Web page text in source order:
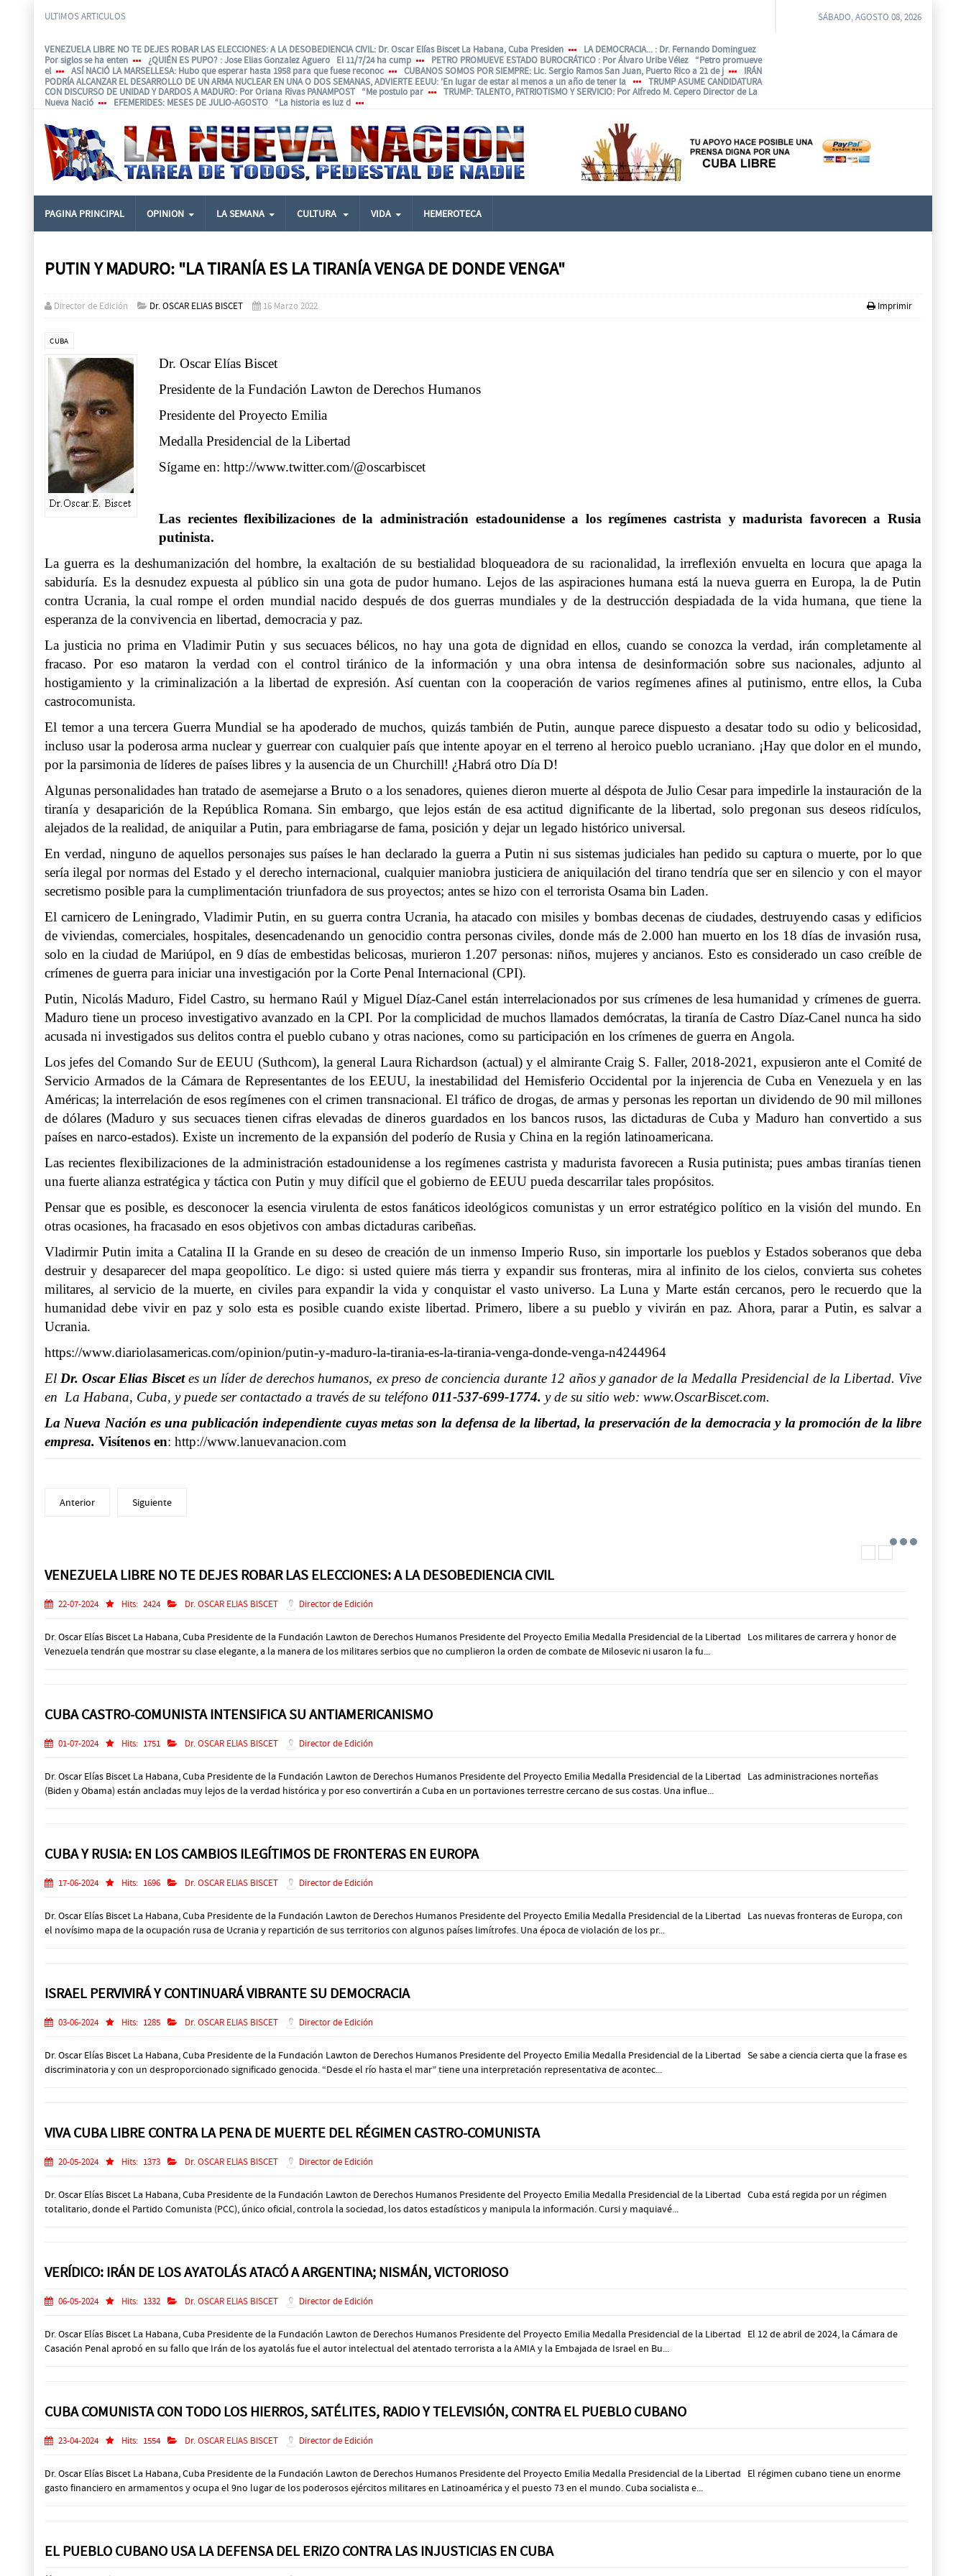
ULTIMOS ARTICULOS
VENEZUELA LIBRE NO TE DEJES ROBAR LAS ELECCIONES: A LA DESOBEDIENCIA CIVIL: Dr. Oscar Elías Biscet La Habana, Cuba Presiden LA DEMOCRACIA... : Dr. Fernando Dominguez
Por siglos se ha enten
¿QUIÉN ES PUPO? : Jose Elias Gonzalez Aguero El 11/7/24 ha cump PETRO PROMUEVE ESTADO BUROCRÁTICO : Por Álvaro Uribe Vélez “Petro promueve
el
ASÍ NACIÓ LA MARSELLESA: Hubo que esperar hasta 1958 para que fuese reconoc CUBANOS SOMOS POR SIEMPRE: Lic. Sergio Ramos San Juan, Puerto Rico a 21 de j
IRÁN
PODRÍA ALCANZAR EL DESARROLLO DE UN ARMA NUCLEAR EN UNA O DOS SEMANAS, ADVIERTE EEUU: 'En lugar de estar al menos a un año de tener la
TRUMP ASUME CANDIDATURA
CON DISCURSO DE UNIDAD Y DARDOS A MADURO: Por Oriana Rivas PANAMPOST “Me postulo par TRUMP: TALENTO, PATRIOTISMO Y SERVICIO: Por Alfredo M. Cepero Director de La
Nueva Nació
EFEMERIDES: MESES DE JULIO-AGOSTO “La historia es luz d
SÁBADO, AGOSTO 08, 2026
PAGINA PRINCIPAL OPINION LA SEMANA CULTURA VIDA HEMEROTECA
PUTIN Y MADURO: "LA TIRANÍA ES LA TIRANÍA VENGA DE DONDE VENGA"
Imprimir
Director de Edición Dr. OSCAR ELIAS BISCET 16 Marzo 2022
CUBA
Dr. Oscar Elías Biscet
Presidente de la Fundación Lawton de Derechos Humanos
Presidente del Proyecto Emilia
Medalla Presidencial de la Libertad
Sígame en: http://www.twitter.com/@oscarbiscet
Las recientes flexibilizaciones de la administración estadounidense a los regímenes castrista y madurista favorecen a Rusia
putinista.
La guerra es la deshumanización del hombre, la exaltación de su bestialidad bloqueadora de su racionalidad, la irreflexión envuelta en locura que apaga la
sabiduría. Es la desnudez expuesta al público sin una gota de pudor humano. Lejos de las aspiraciones humana está la nueva guerra en Europa, la de Putin
contra Ucrania, la cual rompe el orden mundial nacido después de dos guerras mundiales y de la destrucción despiadada de la vida humana, que tiene la
esperanza de la convivencia en libertad, democracia y paz.
La justicia no prima en Vladimir Putin y sus secuaces bélicos, no hay una gota de dignidad en ellos, cuando se conozca la verdad, irán completamente al
fracaso. Por eso mataron la verdad con el control tiránico de la información y una obra intensa de desinformación sobre sus nacionales, adjunto al
hostigamiento y la criminalización a la libertad de expresión. Así cuentan con la cooperación de varios regímenes afines al putinismo, entre ellos, la Cuba
castrocomunista.
El temor a una tercera Guerra Mundial se ha apoderado de muchos, quizás también de Putin, aunque parece dispuesto a desatar todo su odio y belicosidad,
incluso usar la poderosa arma nuclear y guerrear con cualquier país que intente apoyar en el terreno al heroico pueblo ucraniano. ¡Hay que dolor en el mundo,
por la parsimonia de líderes de países libres y la ausencia de un Churchill! ¿Habrá otro Día D!
Algunas personalidades han tratado de asemejarse a Bruto o a los senadores, quienes dieron muerte al déspota de Julio Cesar para impedirle la instauración de la
tiranía y desaparición de la República Romana. Sin embargo, que lejos están de esa actitud dignificante de la libertad, solo pregonan sus deseos ridículos,
alejados de la realidad, de aniquilar a Putin, para embriagarse de fama, posición y dejar un legado histórico universal.
En verdad, ninguno de aquellos personajes sus países le han declarado la guerra a Putin ni sus sistemas judiciales han pedido su captura o muerte, por lo que
sería ilegal por normas del Estado y el derecho internacional, cualquier maniobra justiciera de aniquilación del tirano tendría que ser en silencio y con el mayor
secretismo posible para la cumplimentación triunfadora de sus proyectos; antes se hizo con el terrorista Osama bin Laden.
El carnicero de Leningrado, Vladimir Putin, en su guerra contra Ucrania, ha atacado con misiles y bombas decenas de ciudades, destruyendo casas y edificios
de viviendas, comerciales, hospitales, desencadenando un genocidio contra personas civiles, donde más de 2.000 han muerto en los 18 días de invasión rusa,
solo en la ciudad de Mariúpol, en 9 días de embestidas belicosas, murieron 1.207 personas: niños, mujeres y ancianos. Esto es considerado un caso creíble de
crímenes de guerra para iniciar una investigación por la Corte Penal Internacional (CPI).
Putin, Nicolás Maduro, Fidel Castro, su hermano Raúl y Miguel Díaz-Canel están interrelacionados por sus crímenes de lesa humanidad y crímenes de guerra.
Maduro tiene un proceso investigativo avanzado en la CPI. Por la complicidad de muchos llamados demócratas, la tiranía de Castro Díaz-Canel nunca ha sido
acusada ni investigados sus delitos contra el pueblo cubano y otras naciones, como su participación en los crímenes de guerra en Angola.
Los jefes del Comando Sur de EEUU (Suthcom), la general Laura Richardson (actual) y el almirante Craig S. Faller, 2018-2021, expusieron ante el Comité de
Servicio Armados de la Cámara de Representantes de los EEUU, la inestabilidad del Hemisferio Occidental por la injerencia de Cuba en Venezuela y en las
Américas; la interrelación de esos regímenes con el crimen transnacional. El tráfico de drogas, de armas y personas les reportan un dividendo de 90 mil millones
de dólares (Maduro y sus secuaces tienen cifras elevadas de dineros guardados en los bancos rusos, las dictaduras de Cuba y Maduro han convertido a sus
países en narco-estados). Existe un incremento de la expansión del poderío de Rusia y China en la región latinoamericana.
Las recientes flexibilizaciones de la administración estadounidense a los regímenes castrista y madurista favorecen a Rusia putinista; pues ambas tiranías tienen
una fuerte alianza estratégica y táctica con Putin y muy difícil que el gobierno de EEUU pueda descarrilar tales propósitos.
Pensar que es posible, es desconocer la esencia virulenta de estos fanáticos ideológicos comunistas y un error estratégico político en la visión del mundo. En
otras ocasiones, ha fracasado en esos objetivos con ambas dictaduras caribeñas.
Vladirmir Putin imita a Catalina II la Grande en su deseo de creación de un inmenso Imperio Ruso, sin importarle los pueblos y Estados soberanos que deba
destruir y desaparecer del mapa geopolítico. Le digo: si usted quiere más tierra y expandir sus fronteras, mira al infinito de los cielos, convierta sus cohetes
militares, al servicio de la muerte, en civiles para expandir la vida y conquistar el vasto universo. La Luna y Marte están cercanos, pero le recuerdo que la
humanidad debe vivir en paz y solo esta es posible cuando existe libertad. Primero, libere a su pueblo y vivirán en paz. Ahora, parar a Putin, es salvar a
Ucrania.
https://www.diariolasamericas.com/opinion/putin-y-maduro-la-tirania-es-la-tirania-venga-donde-venga-n4244964
El Dr. Oscar Elias Biscetes un líder de derechos humanos, ex preso de conciencia durante 12 años y ganador de la Medalla Presidencial de la Libertad. Vive
en La Habana, Cuba, y puede ser contactado a través de su teléfono 011-537-699-1774. y de su sitio web: www.OscarBiscet.com.
La Nueva Nación es una publicación independiente cuyas metas son la defensa de la libertad, la preservación de la democracia y la promoción de la libre
empresa. Visítenos en: http://www.lanuevanacion.com
Anterior Siguiente
VENEZUELA LIBRE NO TE DEJES ROBAR LAS ELECCIONES: A LA DESOBEDIENCIA CIVIL
22-07-2024 Hits: 2424 Dr. OSCAR ELIAS BISCET Director de Edición
Dr. Oscar Elías Biscet La Habana, Cuba Presidente de la Fundación Lawton de Derechos Humanos Presidente del Proyecto Emilia Medalla Presidencial de la Libertad Los militares de carrera y honor de
Venezuela tendrán que mostrar su clase elegante, a la manera de los militares serbios que no cumplieron la orden de combate de Milosevic ni usaron la fu...
CUBA CASTRO-COMUNISTA INTENSIFICA SU ANTIAMERICANISMO
01-07-2024 Hits: 1751 Dr. OSCAR ELIAS BISCET Director de Edición
Dr. Oscar Elías Biscet La Habana, Cuba Presidente de la Fundación Lawton de Derechos Humanos Presidente del Proyecto Emilia Medalla Presidencial de la Libertad Las administraciones norteñas
(Biden y Obama) están ancladas muy lejos de la verdad histórica y por eso convertirán a Cuba en un portaviones terrestre cercano de sus costas. Una influe...
CUBA Y RUSIA: EN LOS CAMBIOS ILEGÍTIMOS DE FRONTERAS EN EUROPA
17-06-2024 Hits: 1696 Dr. OSCAR ELIAS BISCET Director de Edición
Dr. Oscar Elías Biscet La Habana, Cuba Presidente de la Fundación Lawton de Derechos Humanos Presidente del Proyecto Emilia Medalla Presidencial de la Libertad Las nuevas fronteras de Europa, con
el novísimo mapa de la ocupación rusa de Ucrania y repartición de sus territorios con algunos países limítrofes. Una época de violación de los pr...
ISRAEL PERVIVIRÁ Y CONTINUARÁ VIBRANTE SU DEMOCRACIA
03-06-2024 Hits: 1285 Dr. OSCAR ELIAS BISCET Director de Edición
Dr. Oscar Elías Biscet La Habana, Cuba Presidente de la Fundación Lawton de Derechos Humanos Presidente del Proyecto Emilia Medalla Presidencial de la Libertad Se sabe a ciencia cierta que la frase es
discriminatoria y con un desproporcionado significado genocida. “Desde el río hasta el mar” tiene una interpretación representativa de acontec...
VIVA CUBA LIBRE CONTRA LA PENA DE MUERTE DEL RÉGIMEN CASTRO-COMUNISTA
20-05-2024 Hits: 1373 Dr. OSCAR ELIAS BISCET Director de Edición
Dr. Oscar Elías Biscet La Habana, Cuba Presidente de la Fundación Lawton de Derechos Humanos Presidente del Proyecto Emilia Medalla Presidencial de la Libertad Cuba está regida por un régimen
totalitario, donde el Partido Comunista (PCC), único oficial, controla la sociedad, los datos estadísticos y manipula la información. Cursi y maquiavé...
VERÍDICO: IRÁN DE LOS AYATOLÁS ATACÓ A ARGENTINA; NISMÁN, VICTORIOSO
06-05-2024 Hits: 1332 Dr. OSCAR ELIAS BISCET Director de Edición
Dr. Oscar Elías Biscet La Habana, Cuba Presidente de la Fundación Lawton de Derechos Humanos Presidente del Proyecto Emilia Medalla Presidencial de la Libertad El 12 de abril de 2024, la Cámara de
Casación Penal aprobó en su fallo que Irán de los ayatolás fue el autor intelectual del atentado terrorista a la AMIA y la Embajada de Israel en Bu...
CUBA COMUNISTA CON TODO LOS HIERROS, SATÉLITES, RADIO Y TELEVISIÓN, CONTRA EL PUEBLO CUBANO
23-04-2024 Hits: 1554 Dr. OSCAR ELIAS BISCET Director de Edición
Dr. Oscar Elías Biscet La Habana, Cuba Presidente de la Fundación Lawton de Derechos Humanos Presidente del Proyecto Emilia Medalla Presidencial de la Libertad El régimen cubano tiene un enorme
gasto financiero en armamentos y ocupa el 9no lugar de los poderosos ejércitos militares en Latinoamérica y el puesto 73 en el mundo. Cuba socialista e...
EL PUEBLO CUBANO USA LA DEFENSA DEL ERIZO CONTRA LAS INJUSTICIAS EN CUBA